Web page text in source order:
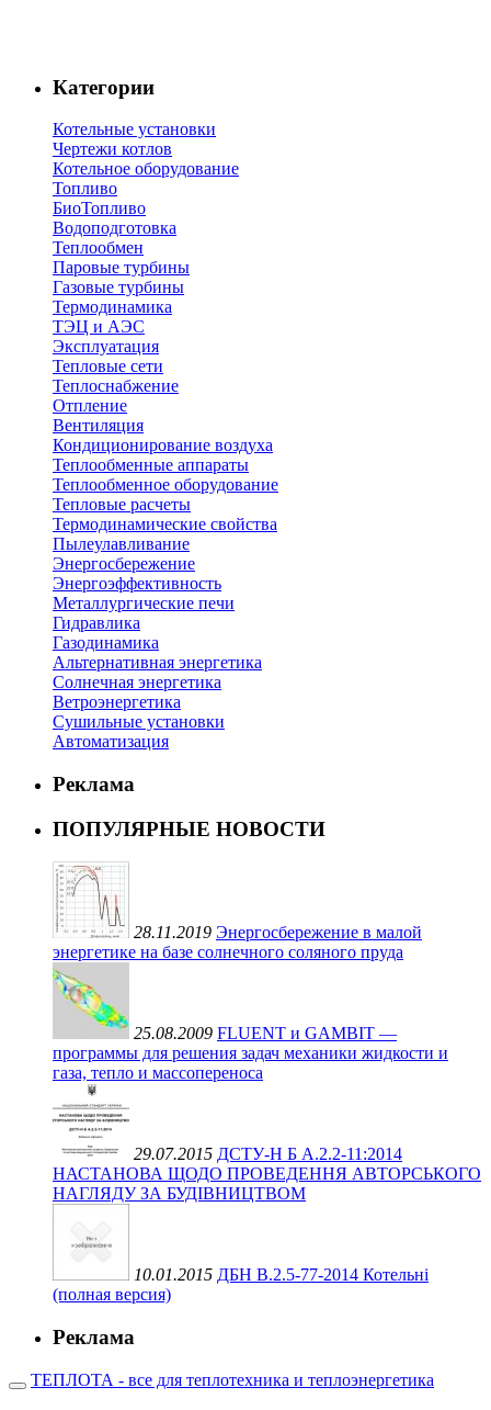
Категории
Котельные установки
Чертежи котлов
Котельное оборудование
Топливо
БиоТопливо
Водоподготовка
Теплообмен
Паровые турбины
Газовые турбины
Термодинамика
ТЭЦ и АЭС
Эксплуатация
Тепловые сети
Теплоснабжение
Отпление
Вентиляция
Кондиционирование воздуха
Теплообменные аппараты
Теплообменное оборудование
Тепловые расчеты
Термодинамические свойства
Пылеулавливание
Энергосбережение
Энергоэффективность
Металлургические печи
Гидравлика
Газодинамика
Альтернативная энергетика
Солнечная энергетика
Ветроэнергетика
Сушильные установки
Автоматизация
Реклама
ПОПУЛЯРНЫЕ НОВОСТИ
28.11.2019 Энергосбережение в малой
энергетике на базе солнечного соляного пруда
25.08.2009 FLUENT и GAMBIT —
программы для решения задач механики жидкости и
газа, тепло и массопереноса
29.07.2015 ДСТУ-Н Б А.2.2-11:2014
НАСТАНОВА ЩОДО ПРОВЕДЕННЯ АВТОРСЬКОГО
НАГЛЯДУ ЗА БУДІВНИЦТВОМ
10.01.2015 ДБН В.2.5-77-2014 Котельні
(полная версия)
Реклама
ТЕПЛОТА - все для теплотехника и теплоэнергетика